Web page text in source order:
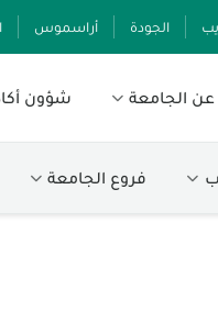
الجودة أراسموس
عن الجامعة شؤون
فروع الجامعة